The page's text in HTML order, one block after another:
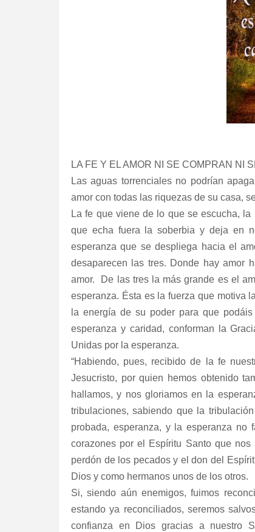
LA FE Y EL AMOR NI SE COMPRAN NI
Las aguas torrenciales no podrían
amor con todas las riquezas de su casa,
La fe que viene de lo que se escucha,
que echa fuera la soberbia y deja en
esperanza que se despliega hacia el
desaparecen las tres. Donde hay amor
amor.
De las tres la más grande es el
esperanza. Ésta es la fuerza que motiva
la energía de su poder para que
esperanza y caridad, conforman la
Unidas por la esperanza.
“Habiendo, pues, recibido de la fe
Jesucristo, por quien hemos obtenido
hallamos, y nos gloriamos en la
tribulaciones, sabiendo que la
probada, esperanza, y la esperanza
corazones por el Espíritu Santo que
perdón de los pecados y el don del
Dios y como hermanos unos de los otros.
Si, siendo aún enemigos, fuimos
estando ya reconciliados, seremos
confianza en Dios gracias a nuestro